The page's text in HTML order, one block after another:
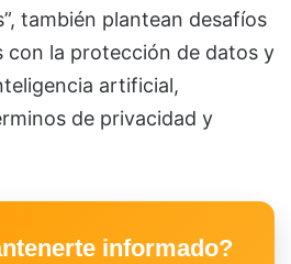
también plantean desafíos
con la protección de datos y
artificial,
de privacidad y
informado?